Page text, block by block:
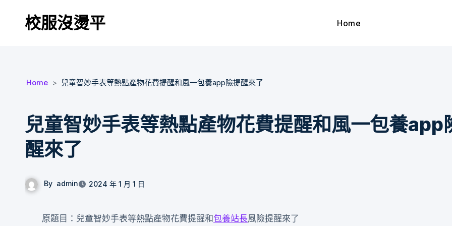
校服沒燙平 Home
Home 兒童智妙手表等熱點產物花費提醒和風一包養app險提醒來了
兒童智妙手表等熱點產物花費提醒和風一包養app
醒來了
By admin 2024 年 1 月 1 日
原題目：兒童智妙手表等熱點產物花費提醒和包養站長風險提醒來了